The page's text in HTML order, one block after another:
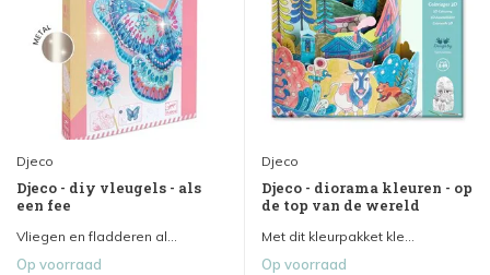
Djeco
Djeco - diy vleugels - als
een fee
Vliegen en fladderen al...
Op voorraad
Djeco
Djeco - diorama kleuren - op
de top van de wereld
Met dit kleurpakket kle...
Op voorraad